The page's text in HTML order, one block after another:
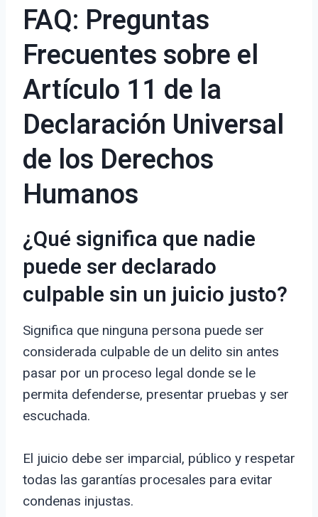
FAQ: Preguntas
Frecuentes sobre el
Artículo 11 de la
Declaración Universal
de los Derechos
Humanos
¿Qué significa que nadie
puede ser declarado
culpable sin un juicio justo?
Significa que ninguna persona puede ser
considerada culpable de un delito sin antes
pasar por un proceso legal donde se le
permita defenderse, presentar pruebas y ser
escuchada.
El juicio debe ser imparcial, público y respetar
todas las garantías procesales para evitar
condenas injustas.